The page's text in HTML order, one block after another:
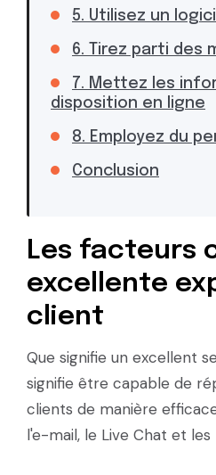
5. Utilisez un
6. Tirez parti des
7. Mettez les
disposition en ligne
8. Employez du
Conclusion
Les facteurs
excellente
client
Que signifie un excellent
signifie être capable de
clients de manière
l'e-mail, le Live Chat et les